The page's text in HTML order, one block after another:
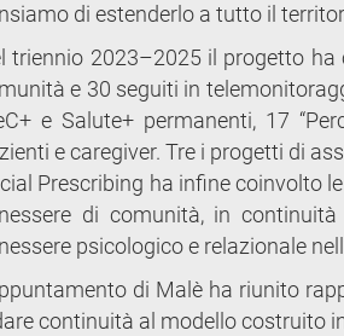
di estenderlo a tutto il
triennio 2023–2025 il progetto
e 30 seguiti in
e Salute+ permanenti, 17
e caregiver. Tre i progetti di
Prescribing ha infine coinvolto
di comunità, in
psicologico e relazionale
di Malè ha riunito
continuità al modello costruito